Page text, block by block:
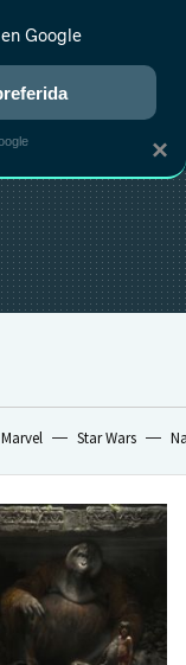
RANKINGS CINE
Marvel Star Wars
×
Google